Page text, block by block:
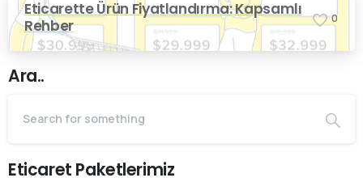
Eticarette Ürün Fiyatlandırma: Kapsamlı
Rehber
0
Ara..
Eticaret Paketlerimiz